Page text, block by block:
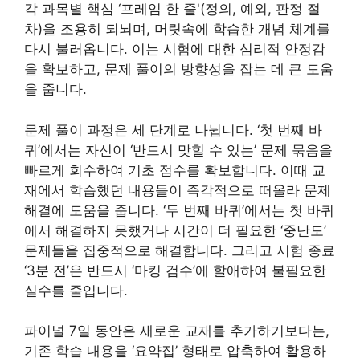
각 과목별 핵심 ‘프레임 한 줄'(정의, 예외, 판정 절
차)을 조용히 되뇌며, 머릿속에 학습한 개념 체계를
다시 불러옵니다. 이는 시험에 대한 심리적 안정감
을 확보하고, 문제 풀이의 방향성을 잡는 데 큰 도움
을 줍니다.
문제 풀이 과정은 세 단계로 나뉩니다. ‘첫 번째 바
퀴’에서는 자신이 ‘반드시 맞힐 수 있는’ 문제 묶음을
빠르게 회수하여 기초 점수를 확보합니다. 이때 교
재에서 학습했던 내용들이 즉각적으로 떠올라 문제
해결에 도움을 줍니다. ‘두 번째 바퀴’에서는 첫 바퀴
에서 해결하지 못했거나 시간이 더 필요한 ‘중난도’
문제들을 집중적으로 해결합니다. 그리고 시험 종료
‘3분 전’은 반드시 ‘마킹 검수’에 할애하여 불필요한
실수를 줄입니다.
파이널 7일 동안은 새로운 교재를 추가하기보다는,
기존 학습 내용을 ‘요약집’ 형태로 압축하여 활용하